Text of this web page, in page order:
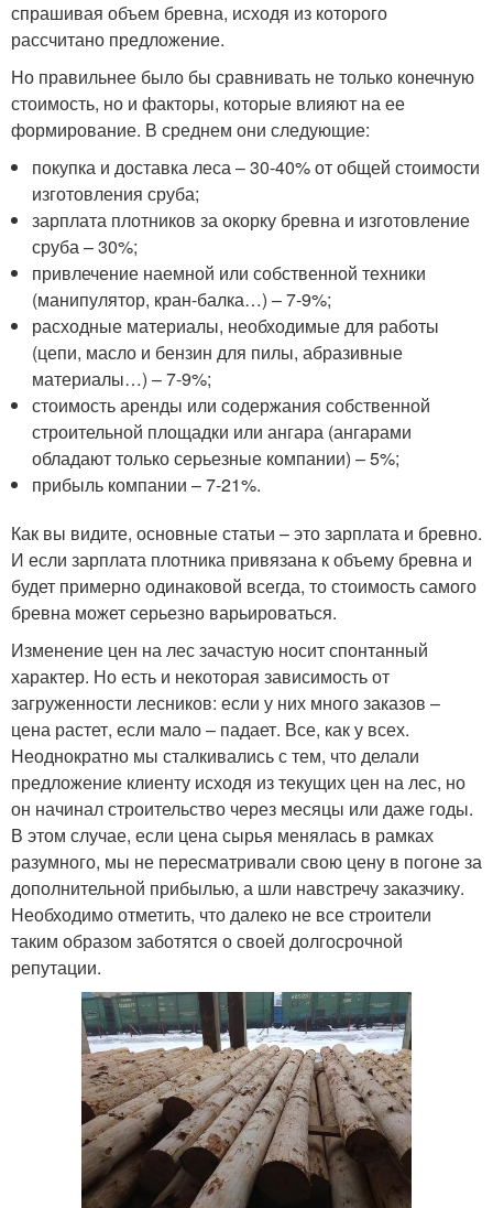
спрашивая объем бревна, исходя из которого
рассчитано предложение.
Но правильнее было бы сравнивать не только конечную
стоимость, но и факторы, которые влияют на ее
формирование. В среднем они следующие:
покупка и доставка леса – 30-40% от общей стоимости
изготовления сруба;
зарплата плотников за окорку бревна и изготовление
сруба – 30%;
привлечение наемной или собственной техники
(манипулятор, кран-балка…) – 7-9%;
расходные материалы, необходимые для работы
(цепи, масло и бензин для пилы, абразивные
материалы…) – 7-9%;
стоимость аренды или содержания собственной
строительной площадки или ангара (ангарами
обладают только серьезные компании) – 5%;
прибыль компании – 7-21%.
Как вы видите, основные статьи – это зарплата и бревно.
И если зарплата плотника привязана к объему бревна и
будет примерно одинаковой всегда, то стоимость самого
бревна может серьезно варьироваться.
Изменение цен на лес зачастую носит спонтанный
характер. Но есть и некоторая зависимость от
загруженности лесников: если у них много заказов –
цена растет, если мало – падает. Все, как у всех.
Неоднократно мы сталкивались с тем, что делали
предложение клиенту исходя из текущих цен на лес, но
он начинал строительство через месяцы или даже годы.
В этом случае, если цена сырья менялась в рамках
разумного, мы не пересматривали свою цену в погоне за
дополнительной прибылью, а шли навстречу заказчику.
Необходимо отметить, что далеко не все строители
таким образом заботятся о своей долгосрочной
репутации.